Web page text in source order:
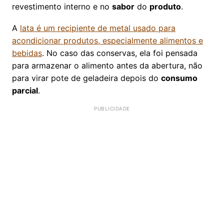
revestimento interno e no sabor do produto.
A lata é um recipiente de metal usado para
acondicionar produtos, especialmente alimentos e
bebidas. No caso das conservas, ela foi pensada
para armazenar o alimento antes da abertura, não
para virar pote de geladeira depois do consumo
parcial.